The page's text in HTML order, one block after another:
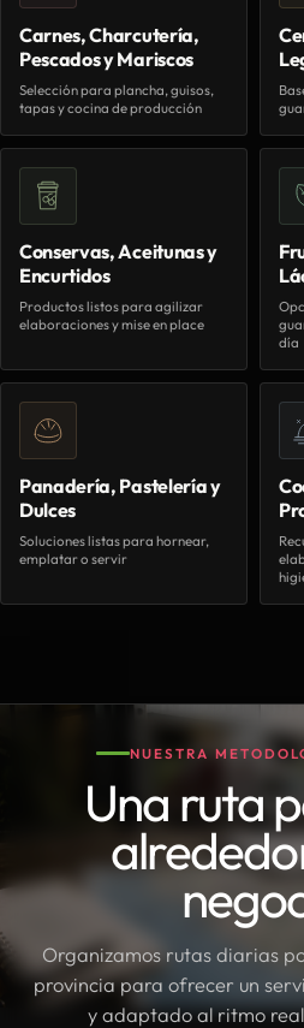
Carnes, Charcutería,
Pescados y Mariscos
Selección para plancha, guisos,
tapas y cocina de producción
Conservas, Aceitunas y
Encurtidos
Productos listos para agilizar
elaboraciones y mise en place
día
Panadería, Pastelería y
Dulces
Soluciones listas para hornear,
emplatar o servir
NUESTRA
Una ruta
Organizamos rutas diarias
provincia para ofrecer un
y adaptado al ritmo